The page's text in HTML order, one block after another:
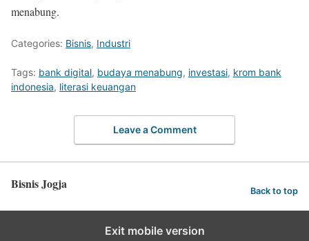
menabung.
Categories: Bisnis, Industri
Tags: bank digital, budaya menabung, investasi, krom bank
indonesia, literasi keuangan
Leave a Comment
Bisnis Jogja Back to top
Exit mobile version